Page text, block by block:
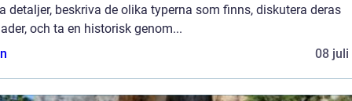
detaljer, beskriva de olika typerna som finns, diskutera deras
och ta en historisk genom...
08 juli